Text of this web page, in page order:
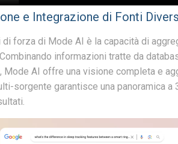
e Integrazione di Fonti
di forza di Mode AI è la capacità di
informazioni tratte da
Mode AI offre una visione completa e
sorgente garantisce una panoramica a